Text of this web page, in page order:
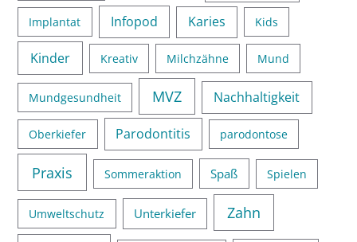
Implantat Infopod Karies Kids
Kinder Kreativ Milchzähne Mund
Mundgesundheit MVZ Nachhaltigkeit
Oberkiefer Parodontitis parodontose
Praxis Sommeraktion Spaß Spielen
Umweltschutz Unterkiefer Zahn